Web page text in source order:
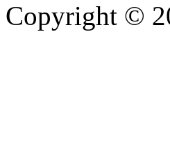
Copyright ©